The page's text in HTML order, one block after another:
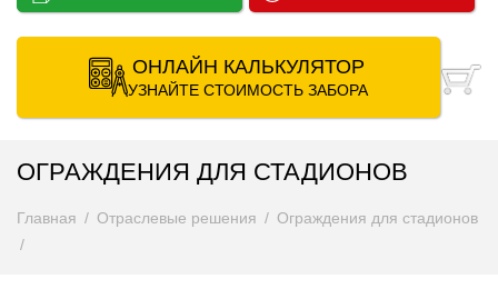
ОНЛАЙН КАЛЬКУЛЯТОР
УЗНАЙТЕ СТОИМОСТЬ ЗАБОРА
ОГРАЖДЕНИЯ ДЛЯ СТАДИОНОВ
Главная Отраслевые решения Ограждения для стадионов